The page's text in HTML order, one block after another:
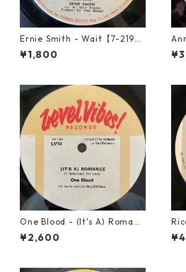
Ernie Smith - Wait【7-2196
0】
¥1,800
t
One Blood - (It's A) Romanc
e【12-50054】
¥2,600
3】